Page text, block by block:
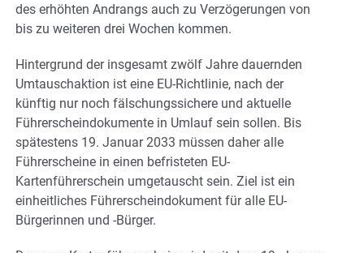
des erhöhten Andrangs auch zu Verzögerungen von
bis zu weiteren drei Wochen kommen.
Hintergrund der insgesamt zwölf Jahre dauernden
Umtauschaktion ist eine EU-Richtlinie, nach der
künftig nur noch fälschungssichere und aktuelle
Führerscheindokumente in Umlauf sein sollen. Bis
spätestens 19. Januar 2033 müssen daher alle
Führerscheine in einen befristeten EU-
Kartenführerschein umgetauscht sein. Ziel ist ein
einheitliches Führerscheindokument für alle EU-
Bürgerinnen und -Bürger.